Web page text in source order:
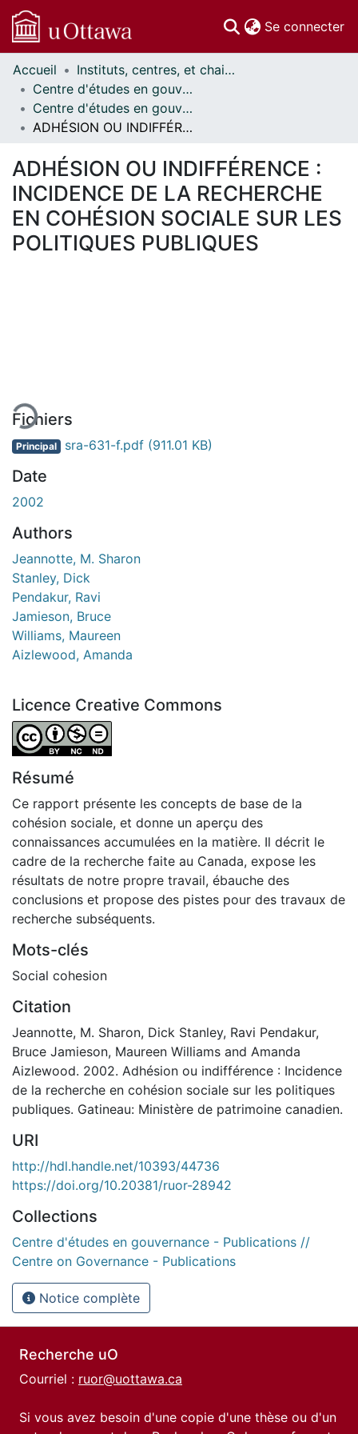
Se connecter
Communautés
et collections
Parcourir
Statistiques
À propos
Accueil
Instituts, centres, et chaires de recherche // Research Institutes, Centres, and Chairs
Centre d'études en gouvernance // Centre on Governance
Centre d'études en gouvernance - Publications // Centre on Governance - Publications
ADHÉSION OU INDIFFÉRENCE : INCIDENCE DE LA RECHERCHE EN COHÉSION SOCIALE SUR LES POLITIQUES PUBLIQUES
ADHÉSION OU INDIFFÉRENCE :
INCIDENCE DE LA RECHERCHE
EN COHÉSION SOCIALE SUR LES
POLITIQUES PUBLIQUES
Fichiers
Principal sra-631-f.pdf (911.01 KB)
Date
2002
Authors
Jeannotte, M. Sharon
Stanley, Dick
Pendakur, Ravi
Jamieson, Bruce
Williams, Maureen
Aizlewood, Amanda
Licence Creative Commons
Attribution-NonCommercial-NoDerivatives 4.0
Résumé
Ce rapport présente les concepts de base de la
cohésion sociale, et donne un aperçu des
connaissances accumulées en la matière. Il décrit le
cadre de la recherche faite au Canada, expose les
résultats de notre propre travail, ébauche des
conclusions et propose des pistes pour des travaux de
recherche subséquents.
Mots-clés
Social cohesion
Citation
Jeannotte, M. Sharon, Dick Stanley, Ravi Pendakur,
Bruce Jamieson, Maureen Williams and Amanda
Aizlewood. 2002. Adhésion ou indifférence : Incidence
de la recherche en cohésion sociale sur les politiques
publiques. Gatineau: Ministère de patrimoine canadien.
URI
http://hdl.handle.net/10393/44736
https://doi.org/10.20381/ruor-28942
Collections
Centre d'études en gouvernance - Publications //
Centre on Governance - Publications
Notice complète
Recherche uO
Courriel : ruor@uottawa.ca
Si vous avez besoin d'une copie d'une thèse ou d'un